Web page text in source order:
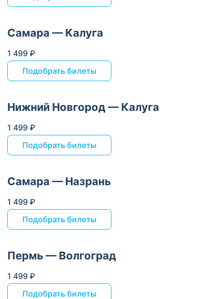
Самара — Калуга
1 499 ₽
Подобрать билеты
Нижний Новгород — Калуга
1 499 ₽
Подобрать билеты
Самара — Назрань
1 499 ₽
Подобрать билеты
Пермь — Волгоград
1 499 ₽
Подобрать билеты